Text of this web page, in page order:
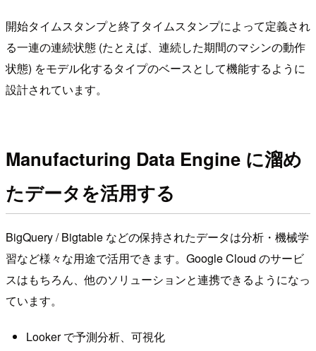
開始タイムスタンプと終了タイムスタンプによって定義され
る一連の連続状態 (たとえば、連続した期間のマシンの動作
状態) をモデル化するタイプのベースとして機能するように
設計されています。
Manufacturing Data Engine に溜め
たデータを活用する
BigQuery / Bigtable などの保持されたデータは分析・機械学
習など様々な用途で活用できます。Google Cloud のサービ
スはもちろん、他のソリューションと連携できるようになっ
ています。
Looker で予測分析、可視化